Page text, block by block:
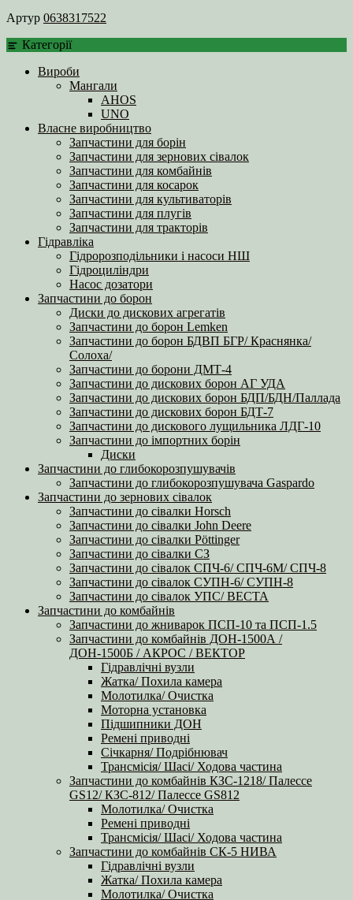
Артур 0638317522
Категорії
Вироби
Мангали
AHOS
UNO
Власне виробництво
Запчастини для борін
Запчастини для зернових сівалок
Запчастини для комбайнів
Запчастини для косарок
Запчастини для культиваторів
Запчастини для плугів
Запчастини для тракторів
Гідравліка
Гідророзподільники і насоси НШ
Гідроциліндри
Насос дозатори
Запчастини до борон
Диски до дискових агрегатів
Запчастини до борон Lemken
Запчастини до борон БДВП БГР/ Краснянка/
Солоха/
Запчастини до борони ДМТ-4
Запчастини до дискових борон АГ УДА
Запчастини до дискових борон БДП/БДН/Паллада
Запчастини до дискових борон БДТ-7
Запчастини до дискового лущильника ЛДГ-10
Запчастини до імпортних борін
Диски
Запчастини до глибокорозпушувачів
Запчастини до глибокорозпушувача Gaspardo
Запчастини до зернових сівалок
Запчастини до сівалки Horsch
Запчастини до сівалки John Deere
Запчастини до сівалки Pöttinger
Запчастини до сівалки СЗ
Запчастини до сівалок СПЧ-6/ СПЧ-6М/ СПЧ-8
Запчастини до сівалок СУПН-6/ СУПН-8
Запчастини до сівалок УПС/ ВЕСТА
Запчастини до комбайнів
Запчастини до жниварок ПСП-10 та ПСП-1.5
Запчастини до комбайнів ДОН-1500А /
ДОН-1500Б / АКРОС / ВЕКТОР
Гідравлічні вузли
Жатка/ Похила камера
Молотилка/ Очистка
Моторна установка
Підшипники ДОН
Ремені приводні
Січкарня/ Подрібнювач
Трансмісія/ Шасі/ Ходова частина
Запчастини до комбайнів КЗС-1218/ Палессе
GS12/ КЗС-812/ Палессе GS812
Молотилка/ Очистка
Ремені приводні
Трансмісія/ Шасі/ Ходова частина
Запчастини до комбайнів СК-5 НИВА
Гідравлічні вузли
Жатка/ Похила камера
Молотилка/ Очистка